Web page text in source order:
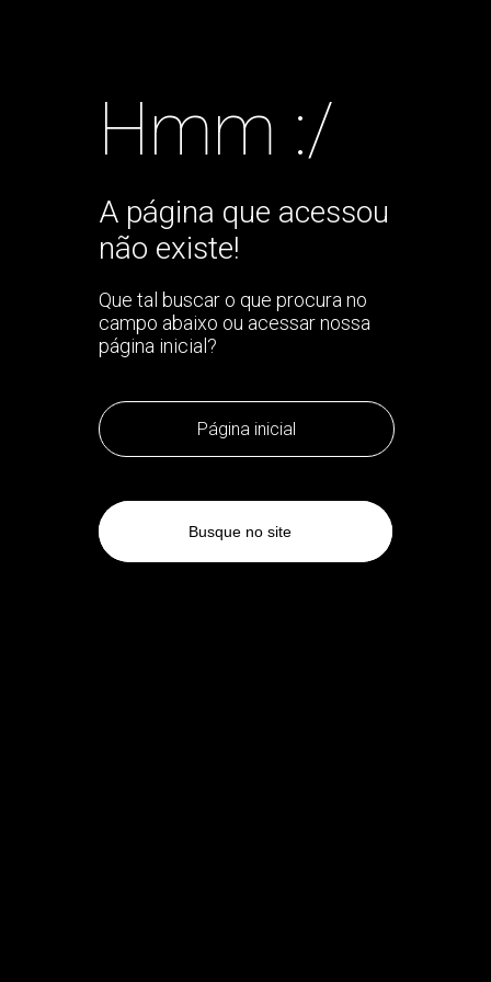
Hmm :/
A página que acessou
não existe!
Que tal buscar o que procura no
campo abaixo ou acessar nossa
página inicial?
Página inicial